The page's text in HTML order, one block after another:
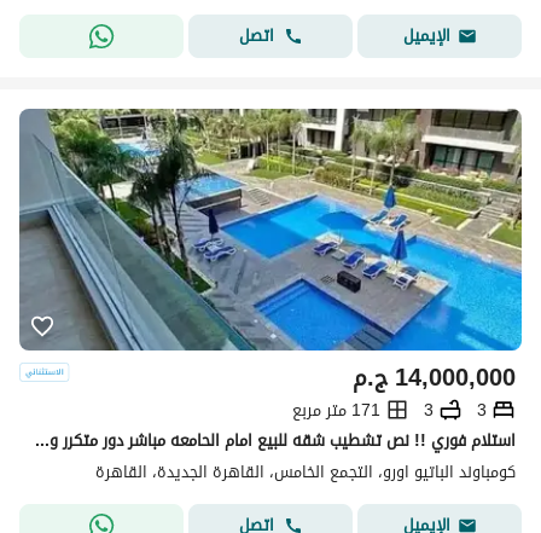
الإيميل
اتصل
ج.م14,000,000
3
3
171 متر مربع
استلام فوري !! نص تشطيب شقه للبيع امام الحامعه مباشر دور متكرر وفيو خيالي vip لوكيشن 171م 3غرف 3 حمام فيو بوول & لاند سكيب -بجوار ماونتن فيو-ميفيدا
كومباوند الباتيو اورو، التجمع الخامس، القاهرة الجديدة، القاهرة
الإيميل
اتصل